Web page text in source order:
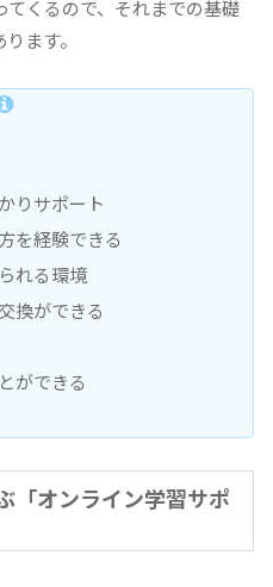
てくるので、それまでの基礎
ます。
りサポート
を経験できる
れる環境
換ができる
ができる
オンライン学習サポ